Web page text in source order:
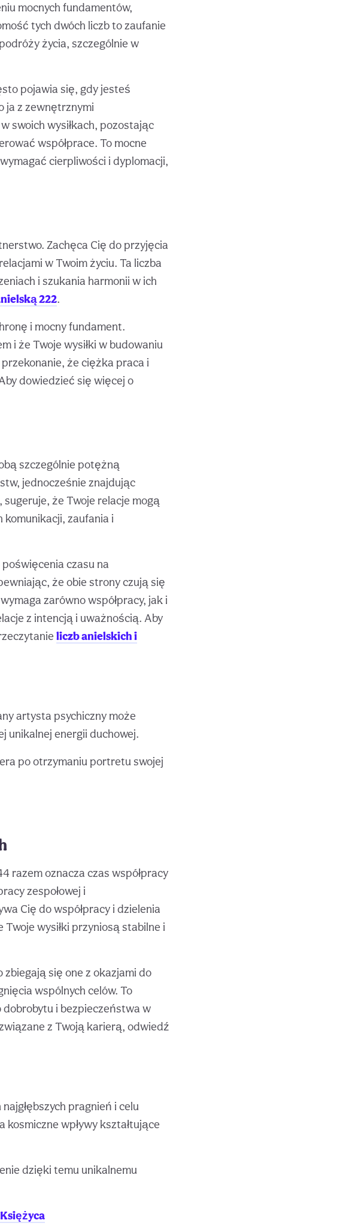
mocnych fundamentów,
tych dwóch liczb to zaufanie
życia, szczególnie w
pojawia się, gdy jesteś
ja z zewnętrznymi
swoich wysiłkach, pozostając
współprace. To mocne
cierpliwości i dyplomacji,
Zachęca Cię do przyjęcia
w Twoim życiu. Ta liczba
i szukania harmonii w ich
222.
i mocny fundament.
i że Twoje wysiłki w budowaniu
że ciężka praca i
dowiedzieć się więcej o
szczególnie potężną
jednocześnie znajdując
że Twoje relacje mogą
zaufania i
czasu na
że obie strony czują się
zarówno współpracy, jak i
z intencją i uważnością. Aby
liczb anielskich i
artysta psychiczny może
unikalnej energii duchowej.
po otrzymaniu portretu swojej
razem oznacza czas współpracy
zespołowej i
Cię do współpracy i dzielenia
wysiłki przyniosą stabilne i
zbiegają się one z okazjami do
wspólnych celów. To
i bezpieczeństwa w
z Twoją karierą, odwiedź
pragnień i celu
wpływy kształtujące
dzięki temu unikalnemu